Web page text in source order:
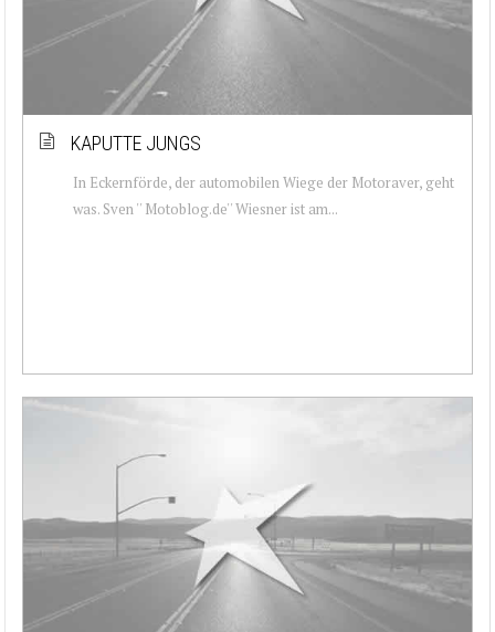
KAPUTTE JUNGS
In Eckernförde, der automobilen Wiege der Motoraver, geht
was. Sven '' Motoblog.de'' Wiesner ist am...